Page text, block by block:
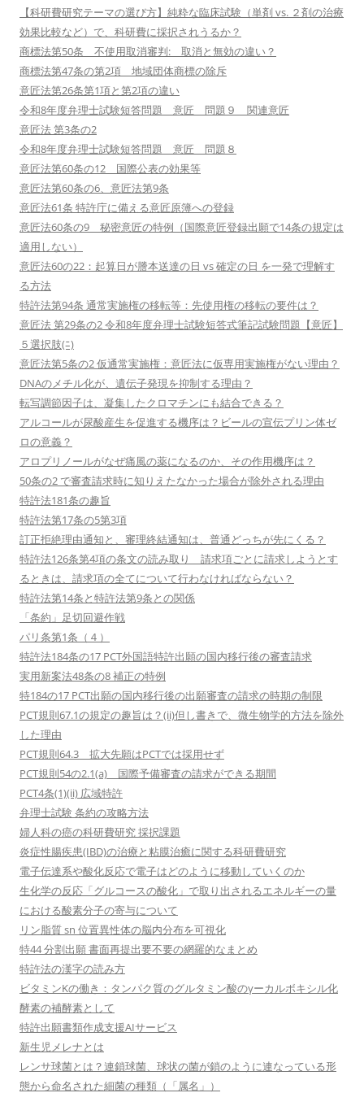
【科研費研究テーマの選び方】純粋な臨床試験（単剤 vs. ２剤の治療
効果比較など）で、科研費に採択されうるか？
商標法第50条 不使用取消審判: 取消と無効の違い？
商標法第47条の第2項 地域団体商標の除斥
意匠法第26条第1項と第2項の違い
令和8年度弁理士試験短答問題 意匠 問題９ 関連意匠
意匠法 第3条の2
令和8年度弁理士試験短答問題 意匠 問題８
意匠法第60条の12 国際公表の効果等
意匠法第60条の6、意匠法第9条
意匠法61条 特許庁に備える意匠原簿への登録
意匠法60条の9 秘密意匠の特例（国際意匠登録出願で14条の規定は
適用しない）
意匠法60の22：起算日が謄本送達の日 vs 確定の日 を一発で理解す
る方法
特許法第94条 通常実施権の移転等：先使用権の移転の要件は？
意匠法 第29条の2 令和8年度弁理士試験短答式筆記試験問題【意匠】
５選択肢(ﾆ)
意匠法第5条の2 仮通常実施権：意匠法に仮専用実施権がない理由？
DNAのメチル化が、遺伝子発現を抑制する理由？
転写調節因子は、凝集したクロマチンにも結合できる？
アルコールが尿酸産生を促進する機序は？ビールの宣伝プリン体ゼ
ロの意義？
アロプリノールがなぜ痛風の薬になるのか、その作用機序は？
50条の2 で審査請求時に知りえたなかった場合が除外される理由
特許法181条の趣旨
特許法第17条の5第3項
訂正拒絶理由通知と、審理終結通知は、普通どっちが先にくる？
特許法126条第4項の条文の読み取り 請求項ごとに請求しようとす
るときは、請求項の全てについて行わなければならない？
特許法第14条と特許法第9条との関係
「条約」足切回避作戦
パリ条第1条（４）
特許法184条の17 PCT外国語特許出願の国内移行後の審査請求
実用新案法48条の8 補正の特例
特184の17 PCT出願の国内移行後の出願審査の請求の時期の制限
PCT規則67.1の規定の趣旨は？(ii)但し書きで、微生物学的方法を除外
した理由
PCT規則64.3 拡大先願はPCTでは採用せず
PCT規則54の2.1(a) 国際予備審査の請求ができる期間
PCT4条(1)(ii) 広域特許
弁理士試験 条約の攻略方法
婦人科の癌の科研費研究 採択課題
炎症性腸疾患(IBD)の治療と粘膜治癒に関する科研費研究
電子伝達系や酸化反応で電子はどのように移動していくのか
生化学の反応「グルコースの酸化」で取り出されるエネルギーの量
における酸素分子の寄与について
リン脂質 sn 位置異性体の脳内分布を可視化
特44 分割出願 書面再提出要不要の網羅的なまとめ
特許法の漢字の読み方
ビタミンKの働き：タンパク質のグルタミン酸のγーカルボキシル化
酵素の補酵素として
特許出願書類作成支援AIサービス
新生児メレナとは
レンサ球菌とは？連鎖球菌、球状の菌が鎖のように連なっている形
態から命名された細菌の種類（「属名」）